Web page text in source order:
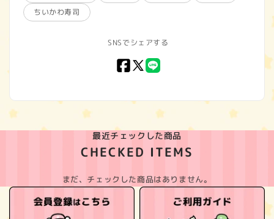
ちいかわ寿司
SNSでシェアする
Facebook
X
最近チェックした商品
CHECKED ITEMS
まだ、チェックした商品はありません。